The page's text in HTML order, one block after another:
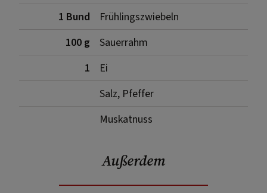
1 Bund
Frühlingszwiebeln
100 g
Sauerrahm
1
Ei
Salz, Pfeffer
Muskatnuss
Außerdem